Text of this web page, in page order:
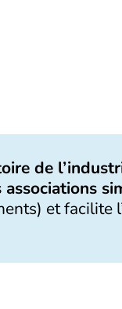
de
et facilite